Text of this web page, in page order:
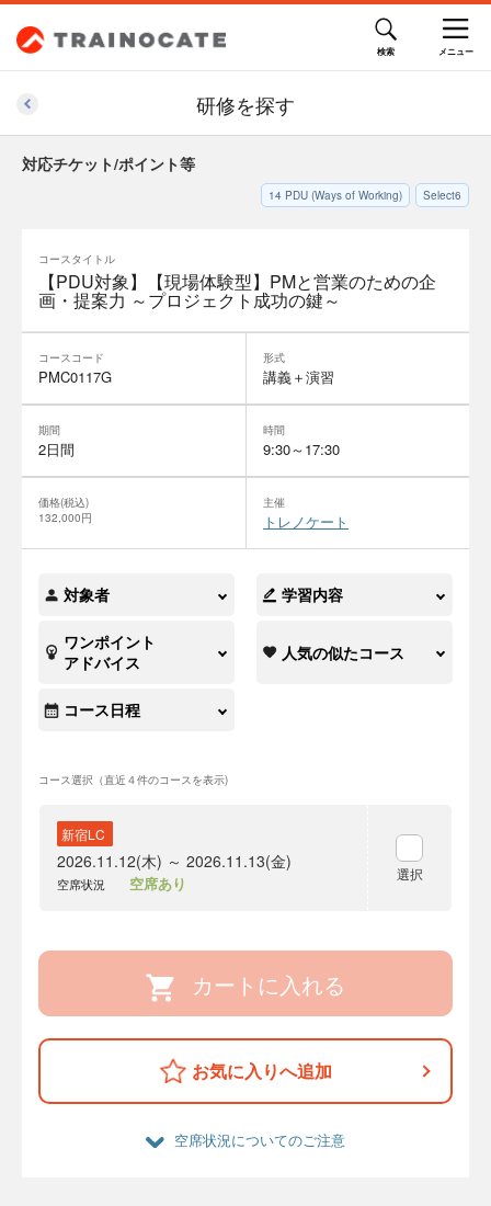
研修を探す
対応チケット/ポイント等
Select6
14 PDU (Ways of Working)
コースタイトル
【PDU対象】【現場体験型】PMと営業のための企
画・提案力 ～プロジェクト成功の鍵～
コースコード
PMC0117G
形式
講義＋演習
期間
2日間
時間
9:30～17:30
価格(税込)
132,000円
主催
トレノケート
対象者 学習内容
ワンポイント
アドバイス
人気の似たコース
コース日程
コース選択（直近４件のコースを表示)
新宿LC
2026.11.12(木) ～ 2026.11.13(金)
空席状況 空席あり 選択
カートに入れる
お気に入りへ追加
空席状況についてのご注意